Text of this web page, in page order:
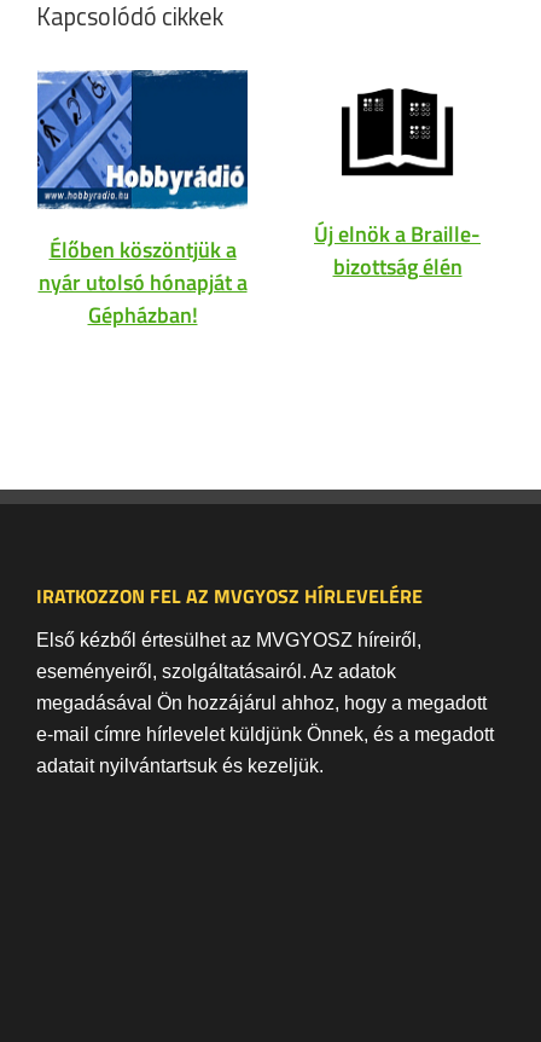
Kapcsolódó cikkek
Élőben köszöntjük a
nyár utolsó hónapját a
Gépházban!
Új elnök a Braille-
bizottság élén
IRATKOZZON FEL AZ MVGYOSZ HÍRLEVELÉRE
Első kézből értesülhet az MVGYOSZ híreiről,
eseményeiről, szolgáltatásairól. Az adatok
megadásával Ön hozzájárul ahhoz, hogy a megadott
e-mail címre hírlevelet küldjünk Önnek, és a megadott
adatait nyilvántartsuk és kezeljük.